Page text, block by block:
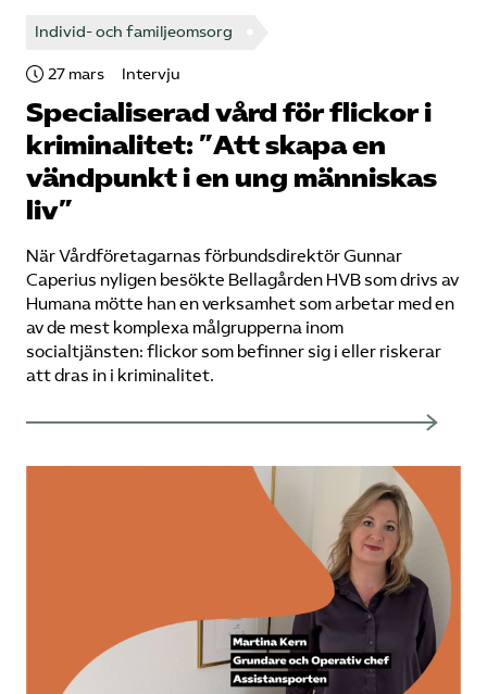
Individ- och familjeomsorg
27 mars Intervju
Specialiserad vård för flickor i
kriminalitet: ”Att skapa en
vändpunkt i en ung människas
liv”
När Vårdföretagarnas förbundsdirektör Gunnar
Caperius nyligen besökte Bellagården HVB som drivs av
Humana mötte han en verksamhet som arbetar med en
av de mest komplexa målgrupperna inom
socialtjänsten: flickor som befinner sig i eller riskerar
att dras in i kriminalitet.